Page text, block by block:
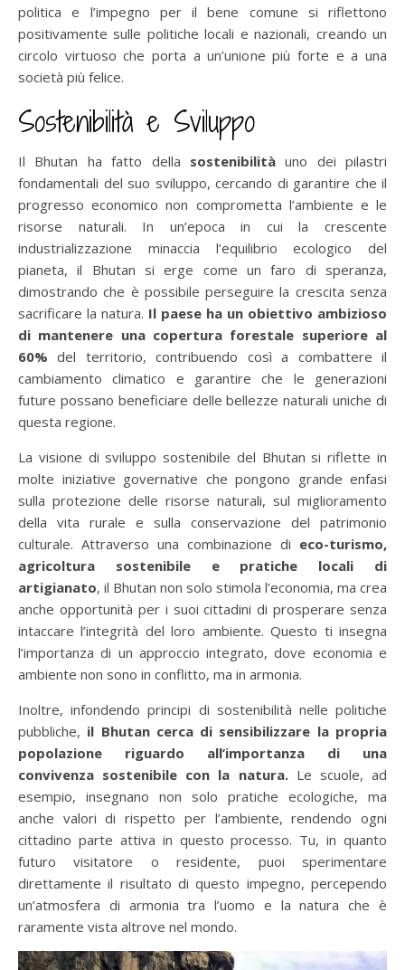
politica e l’impegno per il bene comune si riflettono
positivamente sulle politiche locali e nazionali, creando un
circolo virtuoso che porta a un’unione più forte e a una
società più felice.
Sostenibilità e Sviluppo
Il Bhutan ha fatto della sostenibilitàuno dei pilastri
fondamentali del suo sviluppo, cercando di garantire che il
progresso economico non comprometta l’ambiente e le
risorse naturali. In un’epoca in cui la crescente
industrializzazione minaccia l’equilibrio ecologico del
pianeta, il Bhutan si erge come un faro di speranza,
dimostrando che è possibile perseguire la crescita senza
sacrificare la natura. Il paese ha un obiettivo ambizioso
di mantenere una copertura forestale superiore al
60% del territorio, contribuendo così a combattere il
cambiamento climatico e garantire che le generazioni
future possano beneficiare delle bellezze naturali uniche di
questa regione.
La visione di sviluppo sostenibile del Bhutan si riflette in
molte iniziative governative che pongono grande enfasi
sulla protezione delle risorse naturali, sul miglioramento
della vita rurale e sulla conservazione del patrimonio
culturale. Attraverso una combinazione di eco-turismo,
agricoltura sostenibile e pratiche locali di
artigianato, il Bhutan non solo stimola l’economia, ma crea
anche opportunità per i suoi cittadini di prosperare senza
intaccare l’integrità del loro ambiente. Questo ti insegna
l’importanza di un approccio integrato, dove economia e
ambiente non sono in conflitto, ma in armonia.
Inoltre, infondendo principi di sostenibilità nelle politiche
pubbliche, il Bhutan cerca di sensibilizzare la propria
popolazione riguardo all’importanza di una
convivenza sostenibile con la natura.Le scuole, ad
esempio, insegnano non solo pratiche ecologiche, ma
anche valori di rispetto per l’ambiente, rendendo ogni
cittadino parte attiva in questo processo. Tu, in quanto
futuro visitatore o residente, puoi sperimentare
direttamente il risultato di questo impegno, percependo
un’atmosfera di armonia tra l’uomo e la natura che è
raramente vista altrove nel mondo.